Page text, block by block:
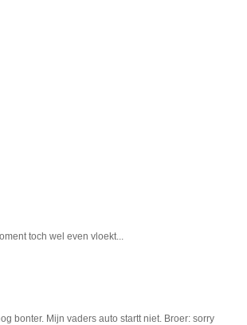
toch wel even vloekt...
bonter. Mijn vaders auto startt niet. Broer: sorry